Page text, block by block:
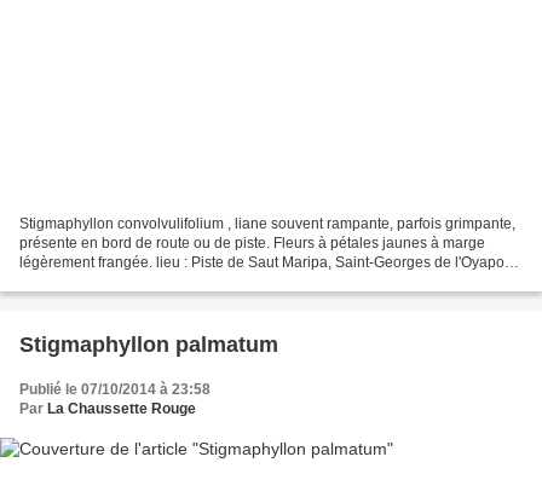
Stigmaphyllon convolvulifolium , liane souvent rampante, parfois grimpante,
présente en bord de route ou de piste. Fleurs à pétales jaunes à marge
légèrement frangée. lieu : Piste de Saut Maripa, Saint-Georges de l'Oyapock
Stigmaphyllon palmatum
Publié le 07/10/2014 à 23:58
Par La Chaussette Rouge